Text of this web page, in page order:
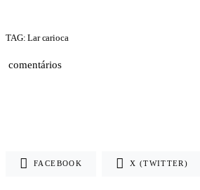
TAG: Lar carioca
comentários
FACEBOOK X (TWITTER)